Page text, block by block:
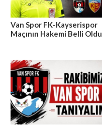
Van Spor FK-Kayserispor
Maçının Hakemi Belli Oldu